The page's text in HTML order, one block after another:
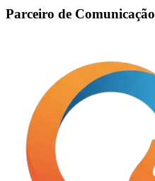
Parceiro de Comunicação